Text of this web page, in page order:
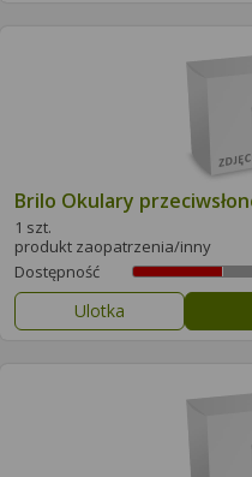
Brilo Okulary
1 szt.
produkt zaopatrzenia/inny
Dostępność
Ulotka